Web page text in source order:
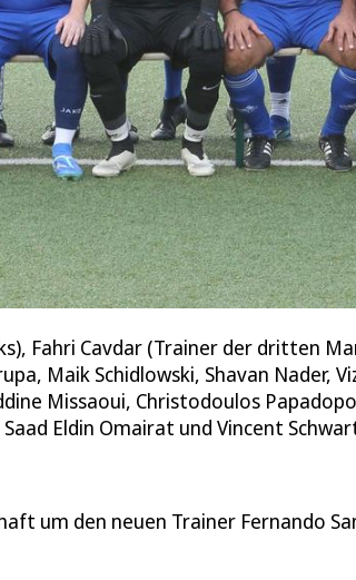
Fahri Cavdar (Trainer der dritten
Maik Schidlowski, Shavan
Missaoui, Christodoulos
Eldin Omairat und Vincent
um den neuen Trainer Fernando